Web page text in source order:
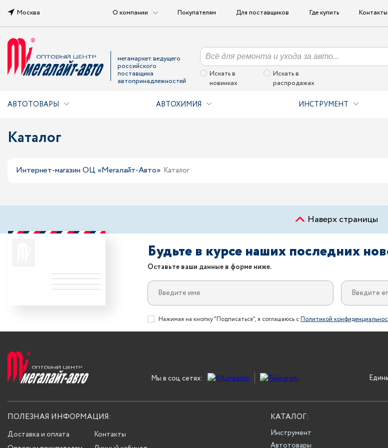
Москва О компании Покупателям Для поставщиков Где купить Контакты
мегамаркет ведущего
российского
поставщика
автопринадлежностей
Искать в
новинках
Искать в
распродажах
АВТОТОВАРЫ АВТОХИМИЯ ИНСТРУМЕНТ
Каталог
Интернет-магазин ОЦ «Мегалайт-Авто» Каталог
Наверх страницы
Будьте в курсе наших последних
Оставьте ваши данные в форме ниже.
Нажимая на кнопку "Подписаться", я соглашаюсь сПолитикой
Мы в соц сетях:
ПОЛЕЗНАЯ ИНФОРМАЦИЯ:
Доставка и оплата
Контакты
КАТАЛОГ:
Инструмент
Автотовары